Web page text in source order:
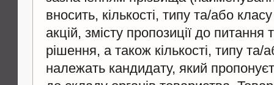
вносить, кількості, типу та/або
акцій, змісту пропозиції до питання
рішення, а також кількості, типу та/
належать кандидату, який